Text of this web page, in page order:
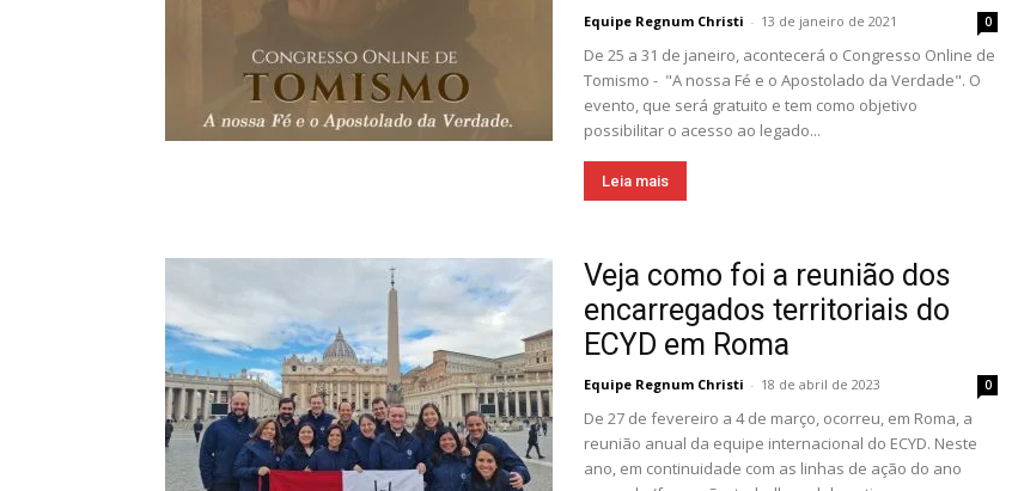
Equipe Regnum Christi - 13 de janeiro de 2021 0
De 25 a 31 de janeiro, acontecerá o Congresso Online de
Tomismo - "A nossa Fé e o Apostolado da Verdade". O
evento, que será gratuito e tem como objetivo
possibilitar o acesso ao legado...
Leia mais
Veja como foi a reunião dos
encarregados territoriais do
ECYD em Roma
Equipe Regnum Christi - 18 de abril de 2023 0
De 27 de fevereiro a 4 de março, ocorreu, em Roma, a
reunião anual da equipe internacional do ECYD. Neste
ano, em continuidade com as linhas de ação do ano